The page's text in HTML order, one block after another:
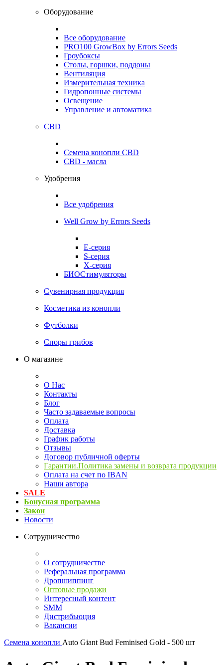
Оборудование
Все оборудование
PRO100 GrowBox by Errors Seeds
Гроубоксы
Столы, горшки, поддоны
Вентиляция
Измерительная техника
Гидропонные системы
Освещение
Управление и автоматика
CBD
Семена конопли CBD
CBD - масла
Удобрения
Все удобрения
Well Grow by Errors Seeds
E-серия
S-серия
X-серия
БИОСтимуляторы
Сувенирная продукция
Косметика из конопли
Футболки
Споры грибов
О магазине
О Нас
Контакты
Блог
Часто задаваемые вопросы
Оплата
Доставка
График работы
Отзывы
Договор публичной оферты
Гарантии.Политика замены и возврата продукции
Оплата на счет по IBAN
Наши автора
SALE
Бонусная программа
Закон
Новости
Сотрудничество
О сотрудничестве
Реферальная программа
Дропшиппинг
Оптовые продажи
Интересный контент
SMM
Дистрибьюция
Вакансии
Семена конопли Auto Giant Bud Feminised Gold - 500 шт